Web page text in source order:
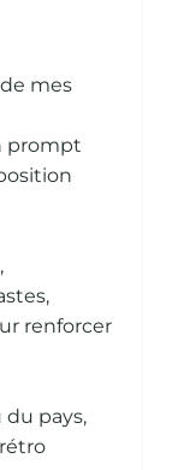
mes
prompt
renforcer
du pays,